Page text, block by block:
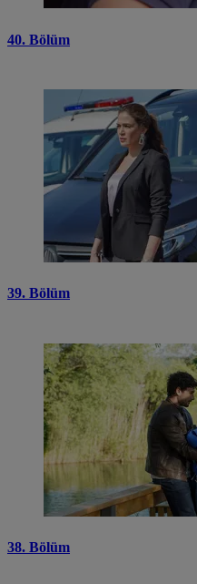
40. Bölüm
39. Bölüm
38. Bölüm